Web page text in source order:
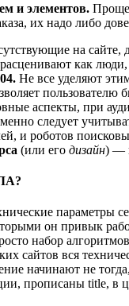
и элементов. Проще
их надо либо
на сайте,
как
Не все уделяют
пользователю
аспекты, при
следует
и роботов
(или его дизайн) —
параметры
он привык
набор
сайтов вся
начинают не
прописаны title, в